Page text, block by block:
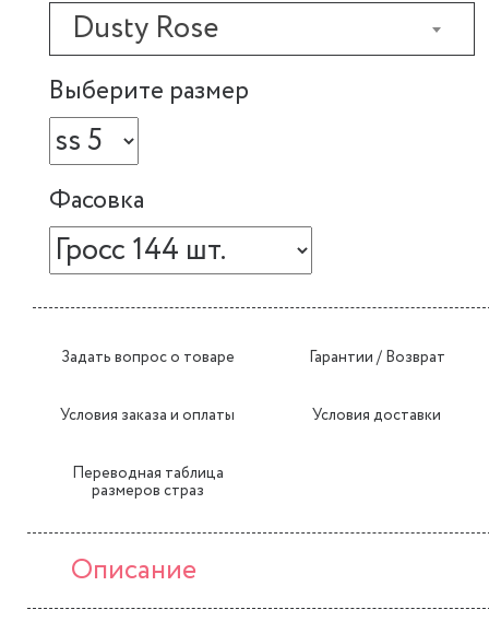
Dusty Rose
Выберите размер
Фасовка
Задать вопрос о товаре Гарантии / Возврат
Условия заказа и оплаты Условия доставки
Переводная таблица
размеров страз
Описание